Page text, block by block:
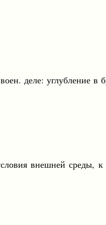
деле: углубление в
внешней среды,